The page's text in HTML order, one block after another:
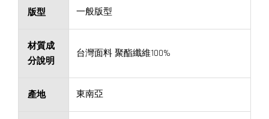
版型 一般版型
材質成
分說明
台灣面料 聚酯纖維100%
產地 東南亞